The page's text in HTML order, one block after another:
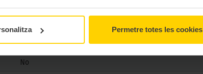
Permetre totes les cookies
215/50 R18 92 V
Estiu
No
No